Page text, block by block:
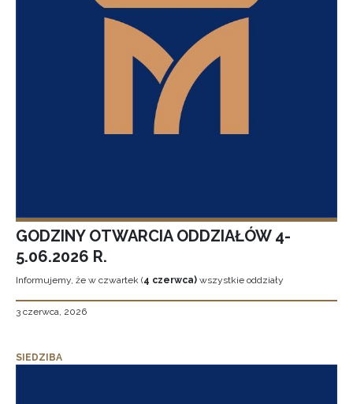
GODZINY OTWARCIA ODDZIAŁÓW 4-
5.06.2026 R.
Informujemy, że w czwartek (4 czerwca) wszystkie oddziały
3 czerwca, 2026
SIEDZIBA